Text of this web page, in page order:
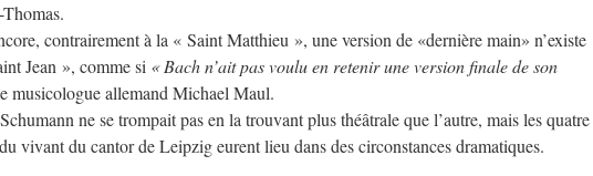
contrairement à la « Saint Matthieu », une version de «dernière main» n’existe
Jean », comme si « Bach n’ait pas voulu en retenir une version finale de son
musicologue allemand Michael Maul.
ne se trompait pas en la trouvant plus théâtrale que l’autre, mais les quatre
vivant du cantor de Leipzig eurent lieu dans des circonstances dramatiques.